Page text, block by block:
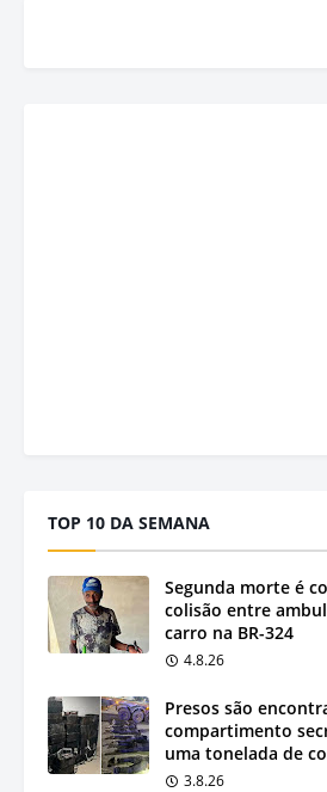
TOP 10 DA SEMANA
Segunda morte é
colisão entre
carro na BR-324
4.8.26
Presos são
compartimento
uma tonelada de
3.8.26